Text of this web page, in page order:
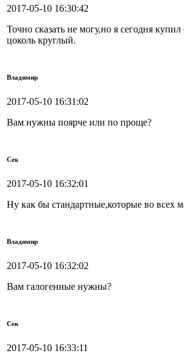
2017-05-10 16:30:42
Точно сказать не могу,но я сегодня
цоколь круглый.
Владимир
2017-05-10 16:31:02
Вам нужны поярче или по проще?
Сек
2017-05-10 16:32:01
Ну как бы стандартные,которые во всех
Владимир
2017-05-10 16:32:02
Вам галогенные нужны?
Сек
2017-05-10 16:33:11